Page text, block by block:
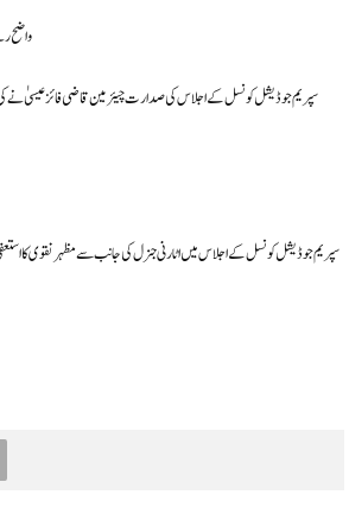
واضح
سپریم جوڈیشل کونسل کے اجلاس کی صدارت چیئرمین قاضی فائز عیسیٰ
سپریم جوڈیشل کونسل کے اجلاس میں اٹارنی جنرل کی جانب سے مظہر نقوی کا استعفیٰ